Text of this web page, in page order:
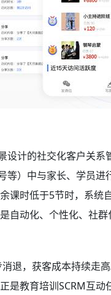
计的社交化客户关系
）中与家长、学员进
时低于5节时，系统
自动化、个性化、社
退，获客成本持续走
教育培训SCRM互动